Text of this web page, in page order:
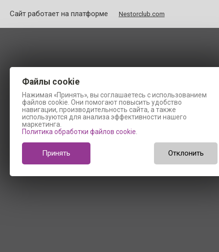
Сайт работает на платформе Nestorclub.com
Файлы cookie
Нажимая «Принять», вы соглашаетесь с использованием
файлов cookie. Они помогают повысить удобство
навигации, производительность сайта, а также
используются для анализа эффективности нашего
маркетинга.
Политика обработки файлов cookie
Принять Отклонить